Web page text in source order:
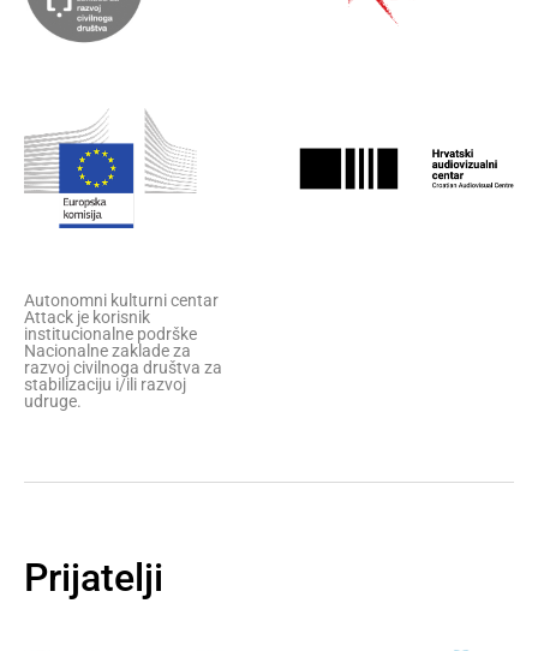
Autonomni kulturni centar
Attack je korisnik
institucionalne podrške
Nacionalne zaklade za
razvoj civilnoga društva za
stabilizaciju i/ili razvoj
udruge.
Prijatelji